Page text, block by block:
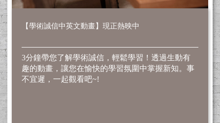
【學術誠信中英文動畫】現正熱映中
3分鐘帶您了解學術誠信，輕鬆學習！透過生動有
趣的動畫，讓您在愉快的學習氛圍中掌握新知。事
不宜遲，一起觀看吧~!